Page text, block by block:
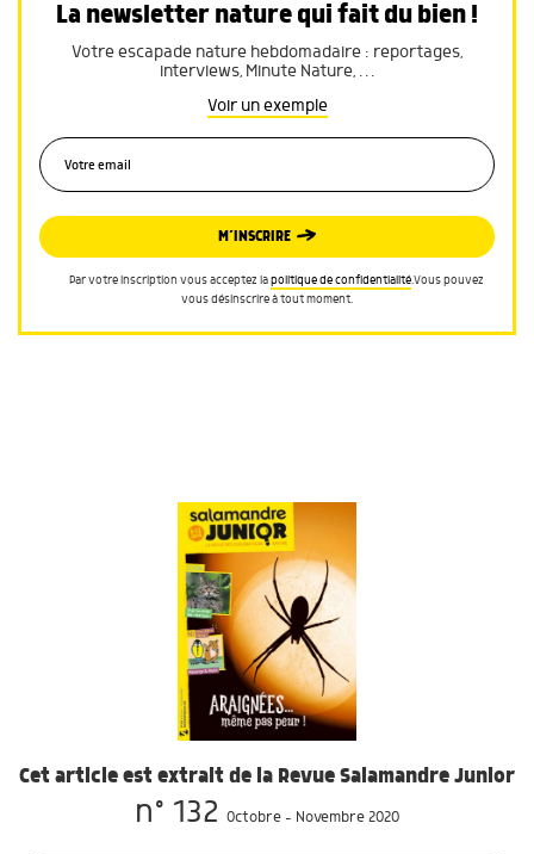
La newsletter nature qui fait du bien !
Votre escapade nature hebdomadaire : reportages,
interviews, Minute Nature, …
Voir un exemple
M’INSCRIRE
Par votre inscription vous acceptez lapolitique de confidentialité.Vous pouvez
vous désinscrire à tout moment.
Cet article est extrait de la Revue Salamandre Junior
n° 132 Octobre - Novembre 2020